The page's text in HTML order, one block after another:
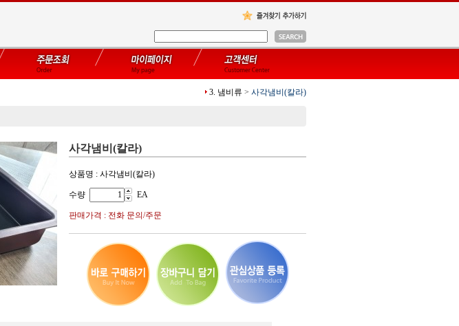
3. 냄비류 > 사각냄비(칼라)
사각냄비(칼라)
상품명 : 사각냄비(칼라)
수량 EA
판매가격 : 전화 문의/주문